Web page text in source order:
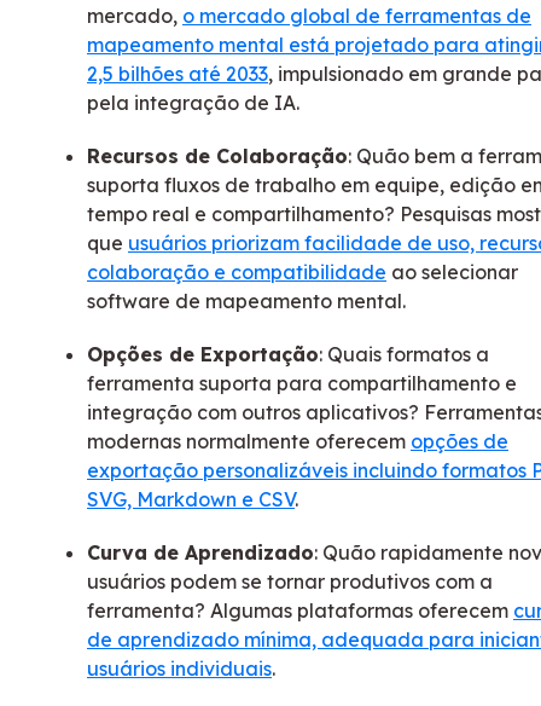
mercado, o mercado global de ferramentas de
mapeamento mental está projetado para
2,5 bilhões até 2033, impulsionado em grande
pela integração de IA.
Recursos de Colaboração: Quão bem a
suporta fluxos de trabalho em equipe, edição
tempo real e compartilhamento? Pesquisas
que usuários priorizam facilidade de uso,
colaboração e compatibilidade ao selecionar
software de mapeamento mental.
Opções de Exportação: Quais formatos a
ferramenta suporta para compartilhamento e
integração com outros aplicativos?
modernas normalmente oferecem opções de
exportação personalizáveis incluindo formatos
SVG, Markdown e CSV.
Curva de Aprendizado: Quão rapidamente
usuários podem se tornar produtivos com a
ferramenta? Algumas plataformas oferecem
de aprendizado mínima, adequada para
usuários individuais.